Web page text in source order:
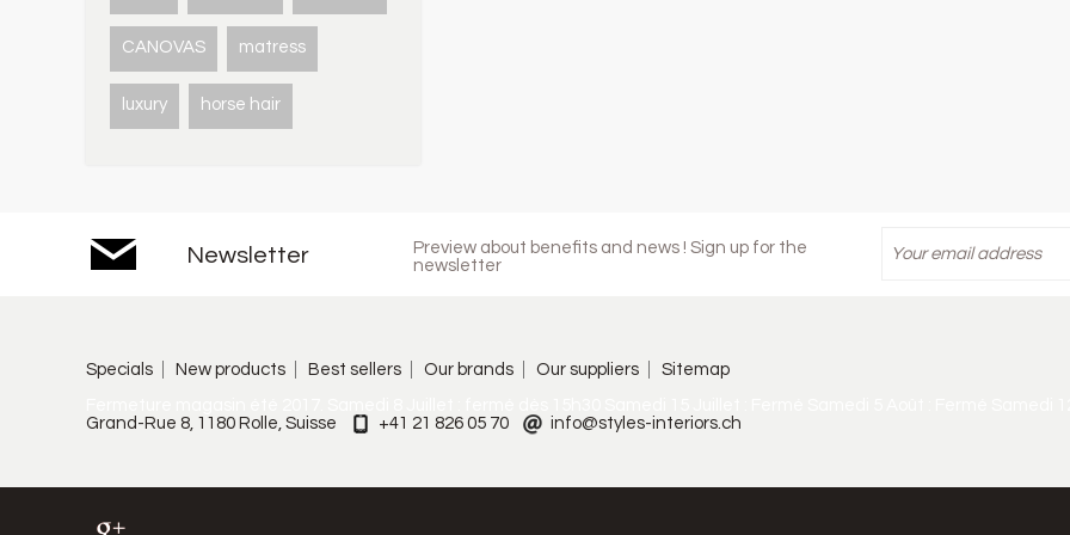
CANOVAS matress
luxury horse hair
Newsletter
Preview about benefits and news ! Sign up for the
newsletter
Specials New products Best sellers Our brands Our suppliers
Sitemap
Grand-Rue 8, 1180 Rolle, Suisse
+41 21 826 05 70 info@styles-interiors.ch